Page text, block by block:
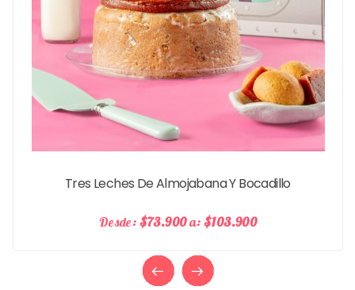
Tres Leches De Almojabana Y Bocadillo
Desde: $73.900a: $103.900